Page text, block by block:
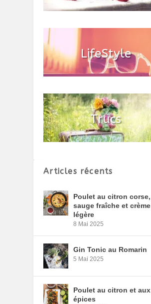
Articles récents
Poulet au citron corse,
sauge fraîche et crème
légère
8 Mai 2025
Gin Tonic au Romarin
5 Mai 2025
Poulet au citron et aux
épices